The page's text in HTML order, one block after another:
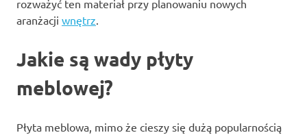
rozważyć ten materiał przy planowaniu nowych
aranżacji wnętrz
Jakie są wady płyty
meblowej?
Płyta meblowa, mimo że cieszy się dużą popularnością